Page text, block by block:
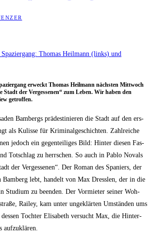
erweckt Tho­mas Heil­mann nächs­ten Mitt­woch
Stadt der Ver­ges­se­nen“ zum Leben. Wir haben den
getroffen.
Bam­bergs prä­de­sti­nie­ren die Stadt auf den ers­
als Kulis­se für Kri­mi­nal­ge­schich­ten. Zahl­rei­che
jedoch ein gegen­tei­li­ges Bild: Hin­ter die­sen Fas­
Tot­schlag zu herr­schen. So auch in Pablo Novals
der Ver­ges­se­nen“. Der Roman des Spa­ni­ers, der
Bam­berg lebt, han­delt von Max Dress­len, der in die
Stu­di­um zu been­den. Der Vor­mie­ter sei­ner Woh­
Rai­ley, kam unter unge­klär­ten Umstän­den ums
Toch­ter Eli­sa­beth ver­sucht Max, die Hin­ter­
aufzuklären.